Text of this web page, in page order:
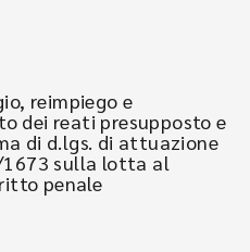
reimpiego e
dei reati presupposto e
di d.lgs. di attuazione
1673 sulla lotta al
penale